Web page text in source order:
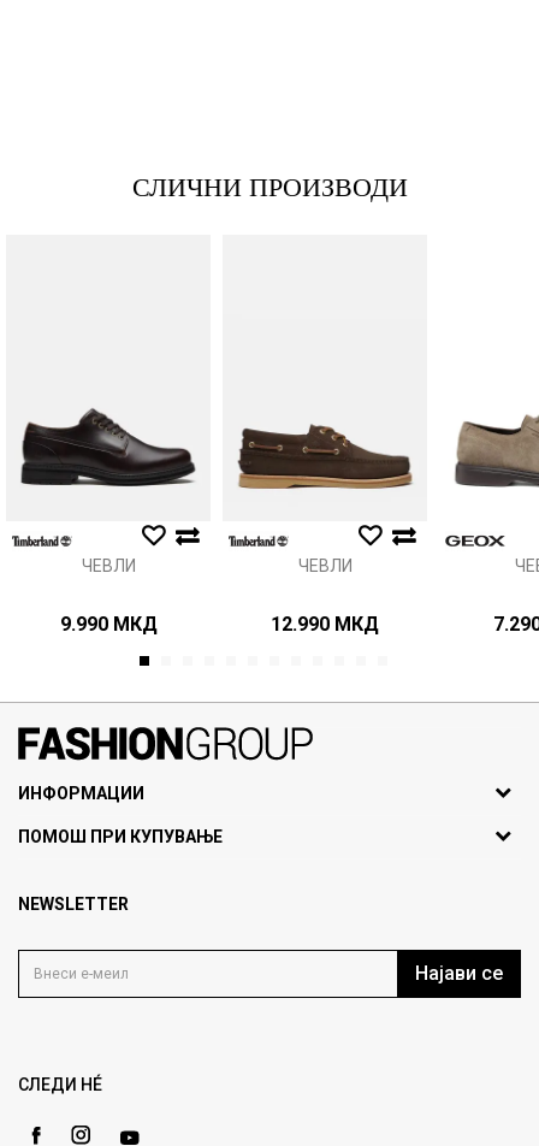
Анти спам заштита - пресметајте колку е 9 - 4 :
СЛИЧНИ ПРОИЗВОДИ
ЧЕВЛИ
9.990 МКД
ЧЕВЛИ
12.990 МКД
1
ИНФОРМАЦИИ
За нас
Продавници
Блог
Gift Card
ПОМОШ ПРИ КУПУВАЊЕ
Политика на приватност
Како да купите
Замена и рефундација на производи
NEWSLETTER
Најави се
СЛЕДИ НÉ